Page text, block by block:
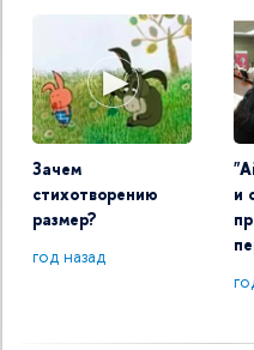
Зачем
стихотворению
размер?
год назад
и